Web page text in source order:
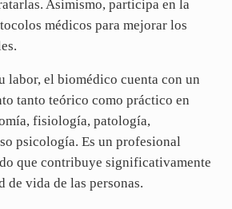
Asimismo, participa en la
médicos para mejorar los
labor, el biomédico cuenta con un
tanto teórico como práctico en
fisiología, patología,
psicología. Es un profesional
que contribuye significativamente
de vida de las personas.